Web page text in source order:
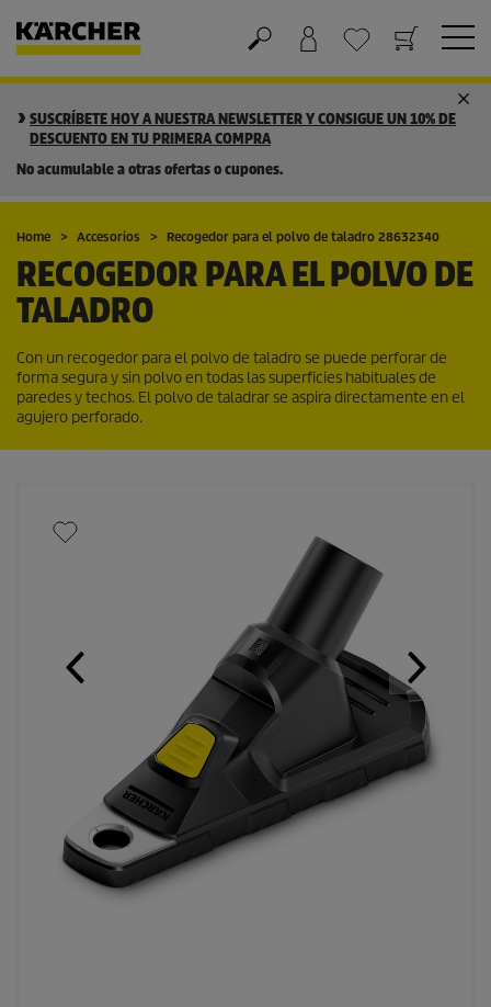
SUSCRÍBETE HOY A NUESTRA NEWSLETTER Y CONSIGUE UN 10% DE
DESCUENTO EN TU PRIMERA COMPRA
No acumulable a otras ofertas o cupones.
Home Accesorios Recogedor para el polvo de taladro 28632340
RECOGEDOR PARA EL POLVO DE
TALADRO
Con un recogedor para el polvo de taladro se puede perforar de
forma segura y sin polvo en todas las superficies habituales de
paredes y techos. El polvo de taladrar se aspira directamente en el
agujero perforado.